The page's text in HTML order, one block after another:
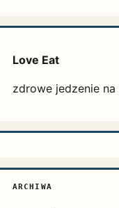
Love Eat
zdrowe jedzenie
ARCHIWA